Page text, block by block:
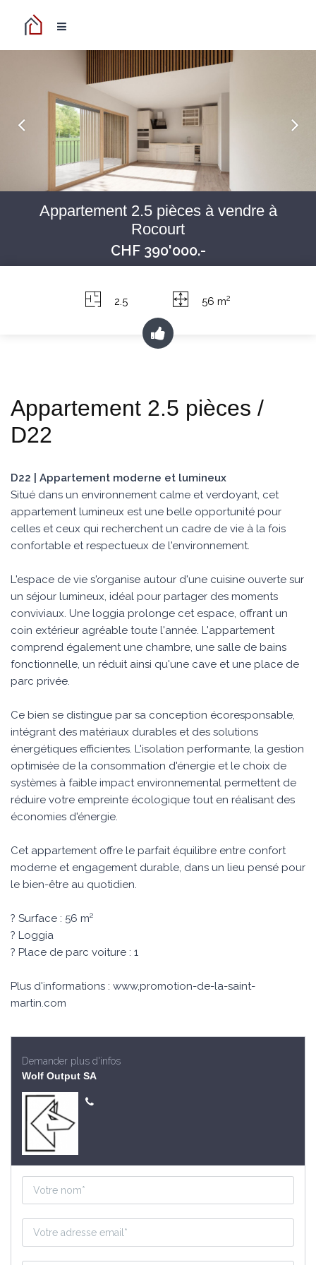
Appartement 2.5 pièces à vendre à
Rocourt
CHF 390'000.-
2.5 56 m2
Appartement 2.5 pièces /
D22
D22 | Appartement moderne et lumineux
Situé dans un environnement calme et verdoyant, cet
appartement lumineux est une belle opportunité pour
celles et ceux qui recherchent un cadre de vie à la fois
confortable et respectueux de l'environnement.
L'espace de vie s'organise autour d'une cuisine ouverte sur
un séjour lumineux, idéal pour partager des moments
conviviaux. Une loggia prolonge cet espace, offrant un
coin extérieur agréable toute l'année. L'appartement
comprend également une chambre, une salle de bains
fonctionnelle, un réduit ainsi qu'une cave et une place de
parc privée.
Ce bien se distingue par sa conception écoresponsable,
intégrant des matériaux durables et des solutions
énergétiques efficientes. L'isolation performante, la gestion
optimisée de la consommation d'énergie et le choix de
systèmes à faible impact environnemental permettent de
réduire votre empreinte écologique tout en réalisant des
économies d'énergie.
Cet appartement offre le parfait équilibre entre confort
moderne et engagement durable, dans un lieu pensé pour
le bien-être au quotidien.
? Surface : 56 m²
? Loggia
? Place de parc voiture : 1
Plus d'informations : www,promotion-de-la-saint-
martin.com
Demander plus d'infos
Wolf Output SA